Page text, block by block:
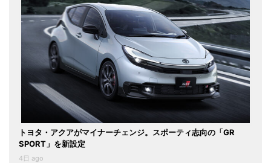
トヨタ・アクアがマイナーチェンジ。スポーティ志向の「GR
SPORT」を新設定
4日 ago